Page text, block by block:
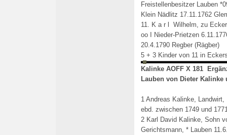
Freistellenbesitzer Lauben
Klein Nädlitz 17.11.1762
11. K a r l Wilhelm, zu
oo I Nieder-Prietzen
20.4.1790 Regber (Rägber)
5 + 3 Kinder von 11 in
Kalinke AOFF X 181
Lauben von Dieter
1 Andreas Kalinke,
ebd. zwischen 1749 und
2 Karl David Kalinke, Sohn
Gerichtsmann, * Lauben